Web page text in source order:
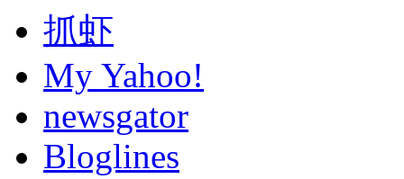
抓虾
My Yahoo!
newsgator
Bloglines